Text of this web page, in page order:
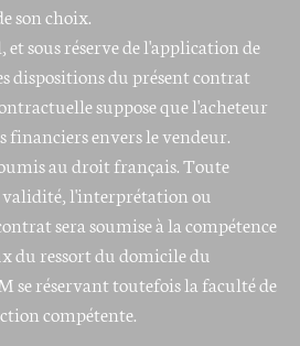
son choix.
et sous réserve de l'application de
dispositions du présent contrat
suppose que l'acheteur
financiers envers le vendeur.
au droit français. Toute
l'interprétation ou
sera soumise à la compétence
du ressort du domicile du
se réservant toutefois la faculté de
compétente.